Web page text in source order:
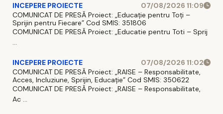
INCEPERE PROIECTE
07/08/2026 11:09
COMUNICAT DE PRESĂ Proiect: „Educație pentru Toți –
Sprijin pentru Fiecare” Cod SMIS: 351806
COMUNICAT DE PRESĂ Proiect: „Educatie pentru Toti – Sprij
...
INCEPERE PROIECTE
07/08/2026 11:02
COMUNICAT DE PRESĂ Proiect: „RAISE – Responsabilitate,
Acces, Incluziune, Sprijin, Educație” Cod SMIS: 350622
COMUNICAT DE PRESĂ Proiect: „RAISE – Responsabilitate,
Ac ...